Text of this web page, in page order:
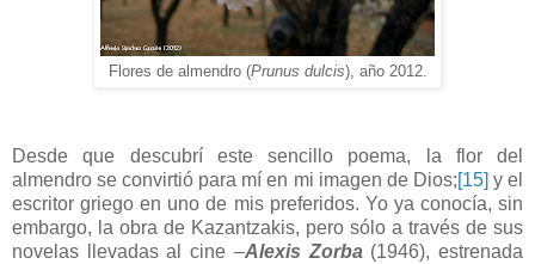
Flores de almendro (Prunus dulcis), año 2012.
Desde que descubrí este sencillo poema, la flor del
almendro se convirtió para mí en mi imagen de Dios; [15] y el
escritor griego en uno de mis preferidos. Yo ya conocía, sin
embargo, la obra de Kazantzakis, pero sólo a través de sus
novelas llevadas al cine –Alexis Zorba(1946), estrenada